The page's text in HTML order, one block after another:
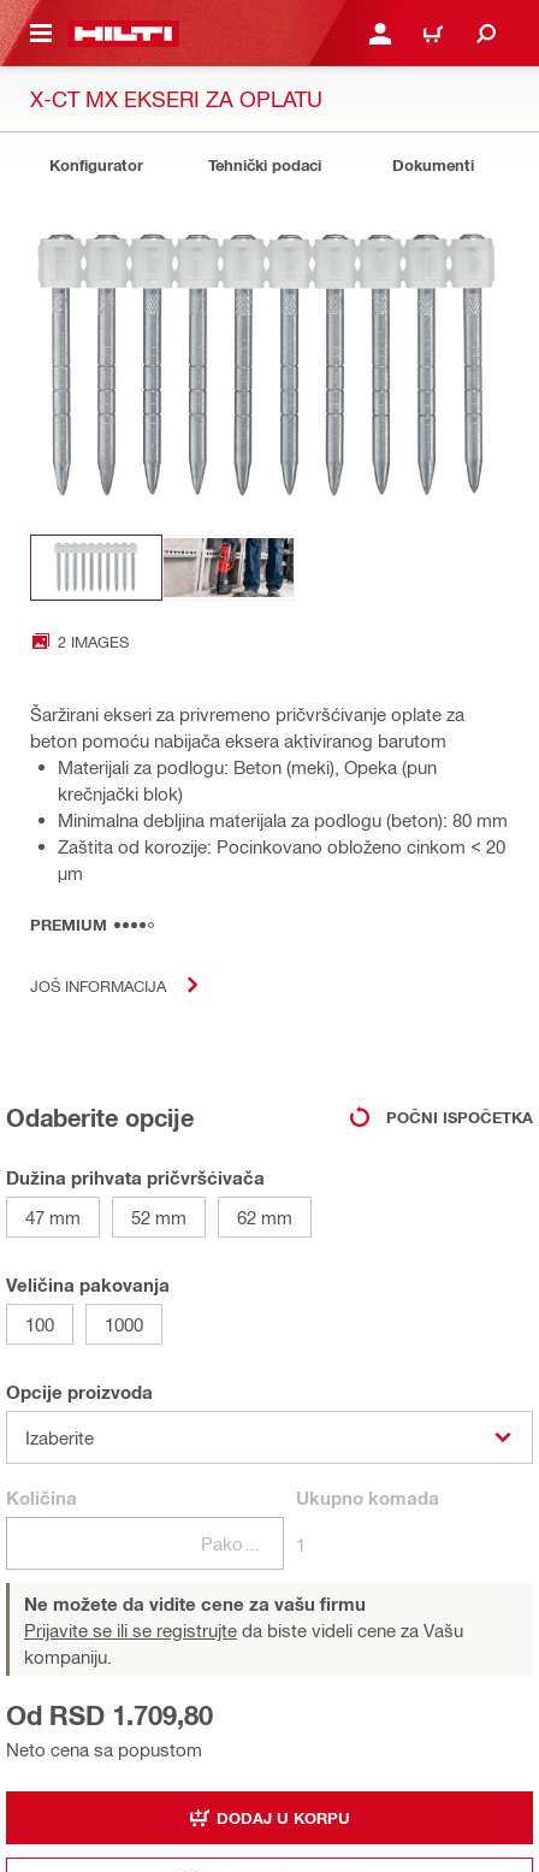
SADRŽAJ PRIJAVITE SE ILI SE
KORPA
X-CT MX EKSERI ZA OPLATU
Konfigurator Tehnički podaci Dokumenti
2 IMAGES
Šaržirani ekseri za privremeno pričvršćivanje oplate za
beton pomoću nabijača eksera aktiviranog barutom
Materijali za podlogu: Beton (meki), Opeka (pun
krečnjački blok)
Minimalna debljina materijala za podlogu (beton): 80 mm
Zaštita od korozije: Pocinkovano obloženo cinkom < 20
μm
PREMIUM
JOŠ INFORMACIJA
Odaberite opcije POČNI ISPOČETKA
Dužina prihvata pričvršćivača
47 mm
52 mm 62 mm
Veličina pakovanja
100
1000
Opcije proizvoda
Izaberite
Količina Ukupnokomada
1
Ne možete da vidite cene za vašu firmu
Prijavite se ili se registrujte da biste videli cene za Vašu
kompaniju.
Neto cena sa popustom
Od RSD 1.709,80
DODAJ U KORPU